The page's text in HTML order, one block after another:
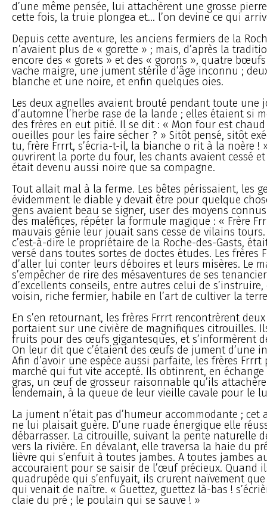
d’une même pensée, lui attachèrent une grosse
cette fois, la truie plongea et... l’on devine ce qui
Depuis cette aventure, les anciens fermiers de la
n’avaient plus de « gorette » ; mais, d’après la
encore des « gorets » et des « gorons », quatre
vache maigre, une jument stérile d’âge inconnu ;
blanche et une noire, et enfin quelques oies.
Les deux agnelles avaient brouté pendant toute une
d’automne l’herbe rase de la lande ; elles étaient si
des frères en eut pitié. Il se dit : « Mon four est chaud
oueilles pour les faire sécher ? » Sitôt pensé, sitôt
tu, frère Frrrt, s’écria-t-il, la bianche o rit à la noère !
ouvrirent la porte du four, les chants avaient cessé
était devenu aussi noire que sa compagne.
Tout allait mal à la ferme. Les bêtes périssaient, les
évidemment le diable y devait être pour quelque
gens avaient beau se signer, user des moyens
des maléfices, répéter la formule magique : « Frère
mauvais génie leur jouait sans cesse de vilains
c’est-à-dire le propriétaire de la Roche-des-Gasts,
versé dans toutes sortes de doctes études. Les frères
d’aller lui conter leurs déboires et leurs misères. Le
s’empêcher de rire des mésaventures de ses
d’excellents conseils, entre autres celui de
voisin, riche fermier, habile en l’art de cultiver la
En s’en retournant, les frères Frrrt rencontrèrent
portaient sur une civière de magnifiques citrouilles.
fruits pour des œufs gigantesques, et s’informèrent
On leur dit que c’étaient des œufs de jument d’une
Afin d’avoir une espèce aussi parfaite, les frères
marché qui fut vite accepté. Ils obtinrent, en échange
gras, un œuf de grosseur raisonnable qu’ils
lendemain, à la queue de leur vieille cavale pour le
La jument n’était pas d’humeur accommodante ; cet
ne lui plaisait guère. D’une ruade énergique elle
débarrasser. La citrouille, suivant la pente naturelle
vers la rivière. En dévalant, elle traversa la haie du
lièvre qui s’enfuit à toutes jambes. A toutes jambes
accouraient pour se saisir de l’œuf précieux. Quand
quadrupède qui s’enfuyait, ils crurent naïvement
qui venait de naître. « Guettez, guettez là-bas !
claie du pré ; le poulain qui se sauve ! »